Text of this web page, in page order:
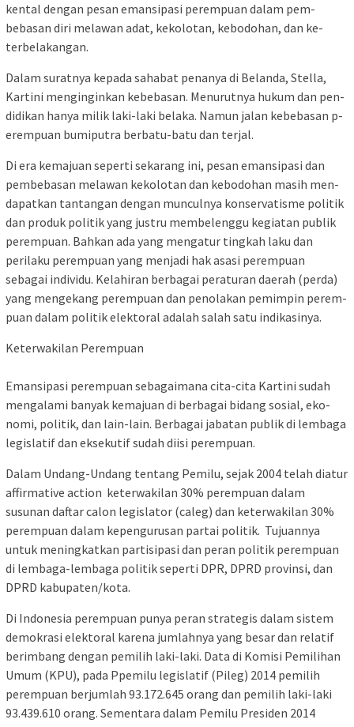
kental de­ngan pesan eman­sipasi pe­rem­pu­an dalam pem­
bebasan di­ri melawan adat, kekolotan, ke­bodohan, dan ke­
terbela­kang­­an.
Dalam su­ratnya ke­pa­da sahabat pe­na­nya di Belanda, Stel­la,
Kar­ti­ni menginginkan ke­­bebasan. Me­nurutnya hu­kum dan pen­
di­dikan hanya mi­lik laki-laki be­­laka. Namun jalan ke­be­bas­an p­
erempuan bum­i­pu­tra ber­batu-batu dan terjal.
Di era kemajuan seperti se­ka­­rang ini, pesan emansipasi dan
pembebasan melawan ke­ko­­lotan dan kebodohan masih men­­
dapatkan tantangan de­ngan munculnya kon­ser­va­t­is­me politik
dan produk politik yang justru membelenggu ke­gia­t­­an publik
perempuan. Bah­­­kan ada yang mengatur ting­kah laku dan
perilaku pe­rem­puan yang menjadi hak asa­si pe­re­m­puan
sebagai in­di­vi­du. Ke­la­hir­an berbagai per­atur­an daerah (per­da)
yang me­ngekang pe­rem­puan dan pe­n­olakan pe­mim­pin pe­rem­
pu­an dalam po­li­tik elektoral ada­lah salah satu indikasinya.
Keterwakilan Perempuan
Emansipasi perempuan se­ba­gaimana cita-cita Kartini su­dah
mengalami banyak ­ke­maj­u­an di berbagai bidang sosial, eko­
nomi, politik, dan lain-lain. Ber­bagai jabatan publik di lem­baga
legislatif dan eksekutif su­dah diisi perempuan.
Dalam Undang-Undang tentang Pe­mi­lu, sejak 2004 telah diatur
af­fir­ma­tive action keterwakilan 30% pe­rempuan dalam
susunan daf­tar calon legislator (caleg) dan ke­terwakilan 30%
perempuan da­lam kepengurusan partai po­li­tik. Tujuannya
untuk me­nin­g­kat­kan partisipasi dan peran po­litik perempuan
di lembaga-lem­b­aga politik seperti DPR, DPRD provinsi, dan
DPRD ka­bu­pa­ten/kota.
Di Indonesia perempuan pu­n­ya peran strategis dalam sis­tem
demokrasi elektoral karena jum­lahnya yang besar dan re­la­tif
berimbang dengan pemilih laki-laki. Data di Komisi Pe­mi­lih­an
Umum (KPU), pada Ppe­mi­lu legislatif (Pileg) 2014 pe­mi­lih
perempuan berjumlah 93.172.645 orang dan pemilih laki-laki
93.439.610 orang. Se­men­tara dalam Pemilu Presiden 2014